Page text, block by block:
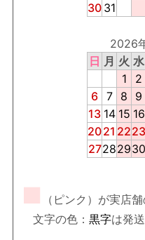
30 31
2026
日 月 火 水
1
2
6 7 8 9
13 14 15 16
2021 2223
27282930
■
（ピンク）が実店
文字の色： 黒字は発